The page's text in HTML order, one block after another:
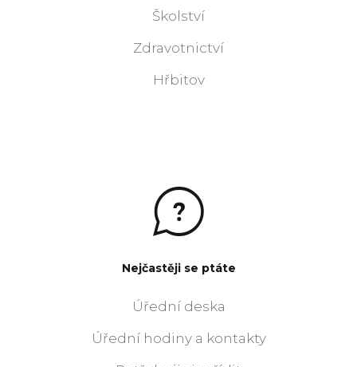
Školství
Zdravotnictví
Hřbitov
Nejčastěji se ptáte
Úřední deska
Úřední hodiny a kontakty